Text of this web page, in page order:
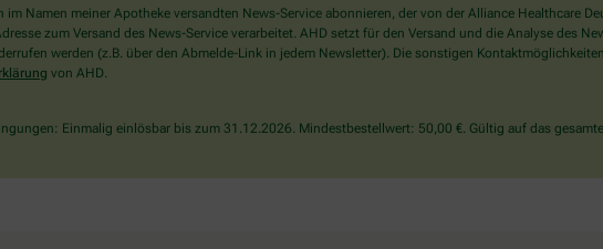
Mensch?
Dann
wählen
LKW.
im Namen meiner Apotheke versandten News-Service abonnieren, der von der Alliance Healthcare
zum Versand des News-Service verarbeitet. AHD setzt für den Versand und die Analyse des
werden (z.B. über den Abmelde-Link in jedem Newsletter). Die sonstigen
von AHD.
Einmalig einlösbar bis zum 31.12.2026. Mindestbestellwert: 50,00 €. Gültig auf das